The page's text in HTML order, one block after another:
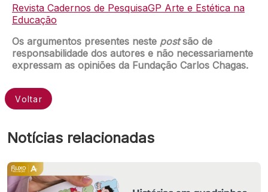
Revista Cadernos de PesquisaGP Arte e Estética na
Educação
Os argumentos presentes neste postsão de
responsabilidade dos autores e não necessariamente
expressam as opiniões da Fundação Carlos Chagas.
Voltar
Notícias relacionadas